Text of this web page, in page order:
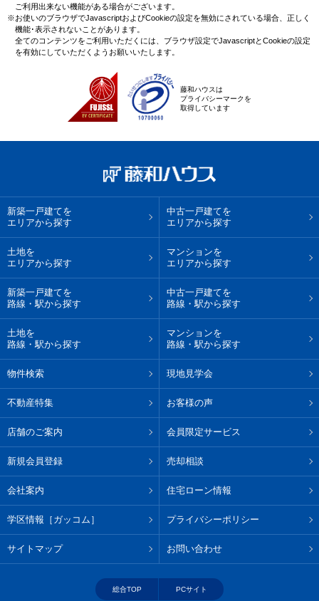
ご利用出来ない機能がある場合がございます。
※お使いのブラウザでJavascriptおよびCookieの設定を無効にされている場合、正しく
機能･表示されないことがあります。
全てのコンテンツをご利用いただくには、ブラウザ設定でJavascriptとCookieの設定
を有効にしていただくようお願いいたします。
藤和ハウスは
プライバシーマークを
取得しています
新築一戸建てを
エリアから探す
中古一戸建てを
エリアから探す
土地を
エリアから探す
マンションを
エリアから探す
新築一戸建てを
路線・駅から探す
中古一戸建てを
路線・駅から探す
土地を
路線・駅から探す
マンションを
路線・駅から探す
物件検索 現地見学会
不動産特集 お客様の声
店舗のご案内 会員限定サービス
新規会員登録 売却相談
会社案内 住宅ローン情報
学区情報［ガッコム］ プライバシーポリシー
サイトマップ お問い合わせ
総合TOP PCサイト